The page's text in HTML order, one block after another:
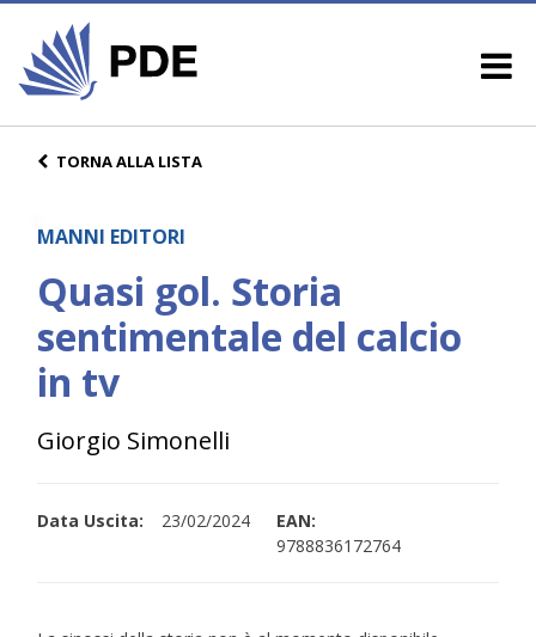
TORNA ALLA LISTA
MANNI EDITORI
Quasi gol. Storia
sentimentale del calcio
in tv
Giorgio Simonelli
Data Uscita: 23/02/2024
EAN:
9788836172764